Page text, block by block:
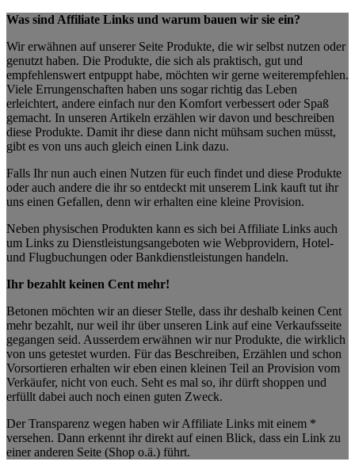
Was sind Affiliate Links und warum bauen wir sie ein?
Wir erwähnen auf unserer Seite Produkte, die wir selbst nutzen oder
genutzt haben. Die Produkte, die sich als praktisch, gut und
empfehlenswert entpuppt habe, möchten wir gerne weiterempfehlen.
Viele Errungenschaften haben uns sogar richtig das Leben
erleichtert, andere einfach nur den Komfort verbessert oder Spaß
gemacht. In unseren Artikeln erzählen wir davon und beschreiben
diese Produkte. Damit ihr diese dann nicht mühsam suchen müsst,
gibt es von uns auch gleich einen Link dazu.
Falls Ihr nun auch einen Nutzen für euch findet und diese Produkte
oder auch andere die ihr so entdeckt mit unserem Link kauft tut ihr
uns einen Gefallen, denn wir erhalten eine kleine Provision.
Neben physischen Produkten kann es sich bei Affiliate Links auch
um Links zu Dienstleistungsangeboten wie Webprovidern, Hotel-
und Flugbuchungen oder Bankdienstleistungen handeln.
Ihr bezahlt keinen Cent mehr!
Betonen möchten wir an dieser Stelle, dass ihr deshalb keinen Cent
mehr bezahlt, nur weil ihr über unseren Link auf eine Verkaufsseite
gegangen seid. Ausserdem erwähnen wir nur Produkte, die wirklich
von uns getestet wurden. Für das Beschreiben, Erzählen und schon
Vorsortieren erhalten wir eben einen kleinen Teil an Provision vom
Verkäufer, nicht von euch. Seht es mal so, ihr dürft shoppen und
erfüllt dabei auch noch einen guten Zweck.
Der Transparenz wegen haben wir Affiliate Links mit einem *
versehen. Dann erkennt ihr direkt auf einen Blick, dass ein Link zu
einer anderen Seite (Shop o.ä.) führt.